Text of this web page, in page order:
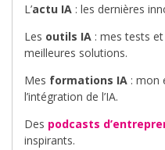
L’actu IA : les dernières
Les outils IA : mes tests
meilleures solutions.
Mes formations IA : mon
l’intégration de l’IA.
Des podcasts
inspirants.